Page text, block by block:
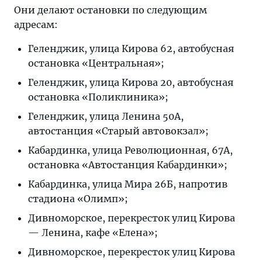
Они делают остановки по следующим
адресам:
Геленджик, улица Кирова 62, автобусная
остановка «Центральная»;
Геленджик, улица Кирова 20, автобусная
остановка «Поликлиника»;
Геленджик, улица Ленина 50А,
автостанция «Старый автовокзал»;
Кабардинка, улица Революционная, 67А,
остановка «Автостанция Кабардинки»;
Кабардинка, улица Мира 26Б, напротив
стадиона «Олимп»;
Дивноморское, перекресток улиц Кирова
— Ленина, кафе «Елена»;
Дивноморское, перекресток улиц Кирова